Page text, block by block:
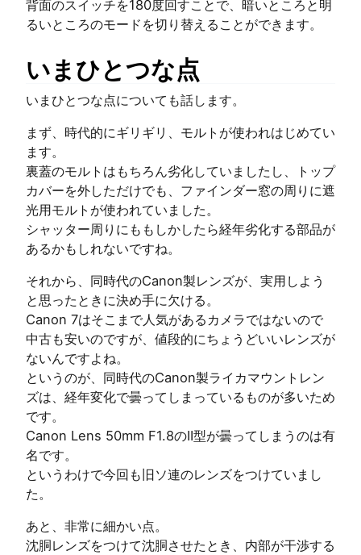
背面のスイッチを180度回すことで、暗いところと明
るいところのモードを切り替えることができます。
いまひとつな点
いまひとつな点についても話します。
まず、時代的にギリギリ、モルトが使われはじめてい
ます。
裏蓋のモルトはもちろん劣化していましたし、トップ
カバーを外しただけでも、ファインダー窓の周りに遮
光用モルトが使われていました。
シャッター周りにももしかしたら経年劣化する部品が
あるかもしれないですね。
それから、同時代のCanon製レンズが、実用しよう
と思ったときに決め手に欠ける。
Canon 7はそこまで人気があるカメラではないので
中古も安いのですが、値段的にちょうどいいレンズが
ないんですよね。
というのが、同時代のCanon製ライカマウントレン
ズは、経年変化で曇ってしまっているものが多いため
です。
Canon Lens 50mm F1.8のII型が曇ってしまうのは有
名です。
というわけで今回も旧ソ連のレンズをつけていまし
た。
あと、非常に細かい点。
沈胴レンズをつけて沈胴させたとき、内部が干渉する